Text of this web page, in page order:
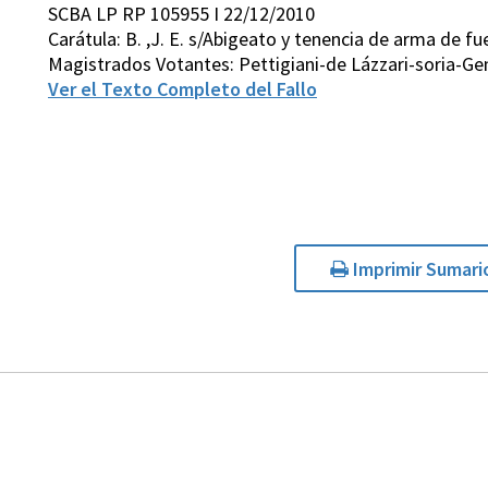
SCBA LP RP 105955 I 22/12/2010
Carátula: B. ,J. E. s/Abigeato y tenencia de arma de
Magistrados Votantes: Pettigiani-de Lázzari-soria-
Ver el Texto Completo del Fallo
Imprimir